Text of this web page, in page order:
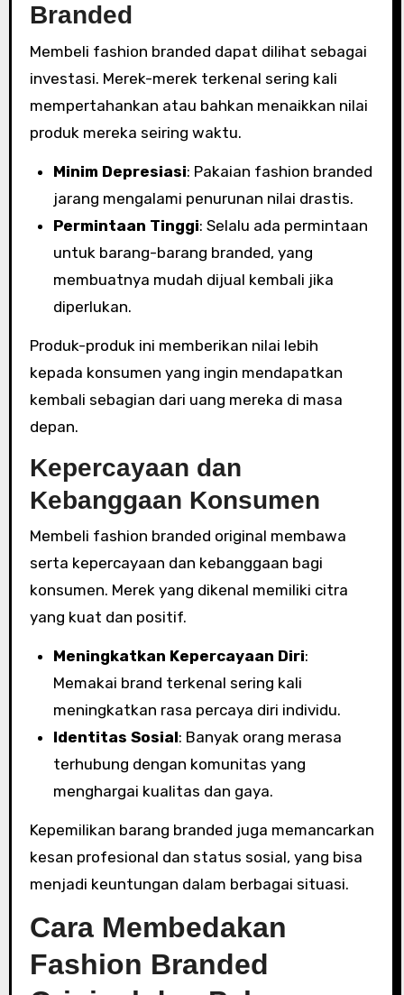
Branded
Membeli fashion branded dapat dilihat sebagai
investasi. Merek-merek terkenal sering kali
mempertahankan atau bahkan menaikkan nilai
produk mereka seiring waktu.
Minim Depresiasi: Pakaian fashion branded
jarang mengalami penurunan nilai drastis.
Permintaan Tinggi: Selalu ada permintaan
untuk barang-barang branded, yang
membuatnya mudah dijual kembali jika
diperlukan.
Produk-produk ini memberikan nilai lebih
kepada konsumen yang ingin mendapatkan
kembali sebagian dari uang mereka di masa
depan.
Kepercayaan dan
Kebanggaan Konsumen
Membeli fashion branded original membawa
serta kepercayaan dan kebanggaan bagi
konsumen. Merek yang dikenal memiliki citra
yang kuat dan positif.
Meningkatkan Kepercayaan Diri:
Memakai brand terkenal sering kali
meningkatkan rasa percaya diri individu.
Identitas Sosial: Banyak orang merasa
terhubung dengan komunitas yang
menghargai kualitas dan gaya.
Kepemilikan barang branded juga memancarkan
kesan profesional dan status sosial, yang bisa
menjadi keuntungan dalam berbagai situasi.
Cara Membedakan
Fashion Branded